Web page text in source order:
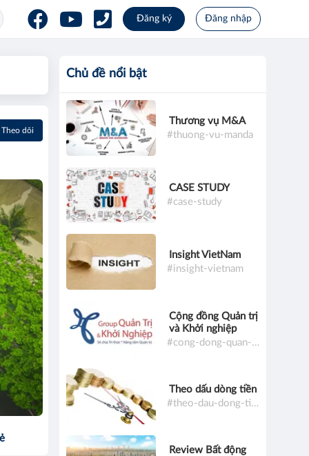
Đăng ký Đăng nhập
Theo dõi
Chủ đề nổi bật
Thương vụ M&A
#thuong-vu-manda
CASE STUDY
#case-study
Insight VietNam
#insight-vietnam
Cộng đồng Quản trị
và Khởi nghiệp
#cong-dong-quan-tri-va-khoi-nghiep
Theo dấu dòng tiền
#theo-dau-dong-tien
Review Bất động